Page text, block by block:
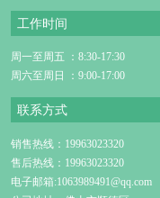
工作时间
周一至周五 ：8:30-17:30
周六至周日 ：9:00-17:00
联系方式
销售热线：19963023320
售后热线：19963023320
电子邮箱:1063989491@qq.com